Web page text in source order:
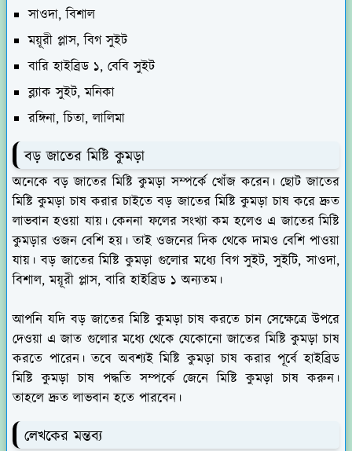
সাওদা, বিশাল
ময়ূরী প্লাস, বিগ সুইট
বারি হাইব্রিড ১, বেবি সুইট
ব্ল্যাক সুইট, মনিকা
রঙ্গিনা, চিতা, লালিমা
বড় জাতের মিষ্টি কুমড়া
অনেকে বড় জাতের মিষ্টি কুমড়া সম্পর্কে খোঁজ করেন। ছোট জাতের
মিষ্টি কুমড়া চাষ করার চাইতে বড় জাতের মিষ্টি কুমড়া চাষ করে দ্রুত
লাভবান হওয়া যায়। কেননা ফলের সংখ্যা কম হলেও এ জাতের মিষ্টি
কুমড়ার ওজন বেশি হয়। তাই ওজনের দিক থেকে দামও বেশি পাওয়া
যায়। বড় জাতের মিষ্টি কুমড়া গুলোর মধ্যে বিগ সুইট, সুইটি, সাওদা,
বিশাল, ময়ূরী প্লাস, বারি হাইব্রিড ১ অন্যতম।
আপনি যদি বড় জাতের মিষ্টি কুমড়া চাষ করতে চান সেক্ষেত্রে উপরে
দেওয়া এ জাত গুলোর মধ্যে থেকে যেকোনো জাতের মিষ্টি কুমড়া চাষ
করতে পারেন। তবে অবশ্যই মিষ্টি কুমড়া চাষ করার পূর্বে হাইব্রিড
মিষ্টি কুমড়া চাষ পদ্ধতি সম্পর্কে জেনে মিষ্টি কুমড়া চাষ করুন।
তাহলে দ্রুত লাভবান হতে পারবেন।
লেখকের মন্তব্য